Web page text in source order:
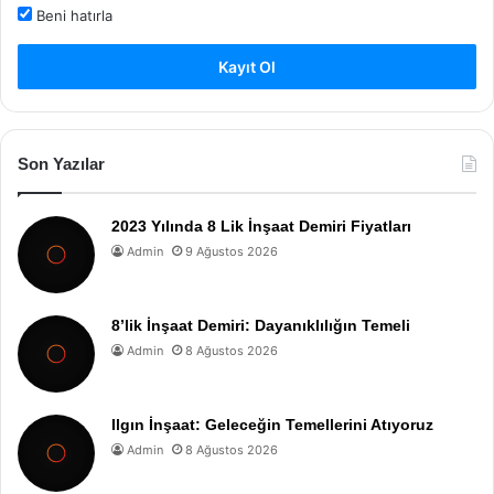
Beni hatırla
Kayıt Ol
Son Yazılar
2023 Yılında 8 Lik İnşaat Demiri Fiyatları
Admin 9 Ağustos 2026
8’lik İnşaat Demiri: Dayanıklılığın Temeli
Admin 8 Ağustos 2026
Ilgın İnşaat: Geleceğin Temellerini Atıyoruz
Admin 8 Ağustos 2026